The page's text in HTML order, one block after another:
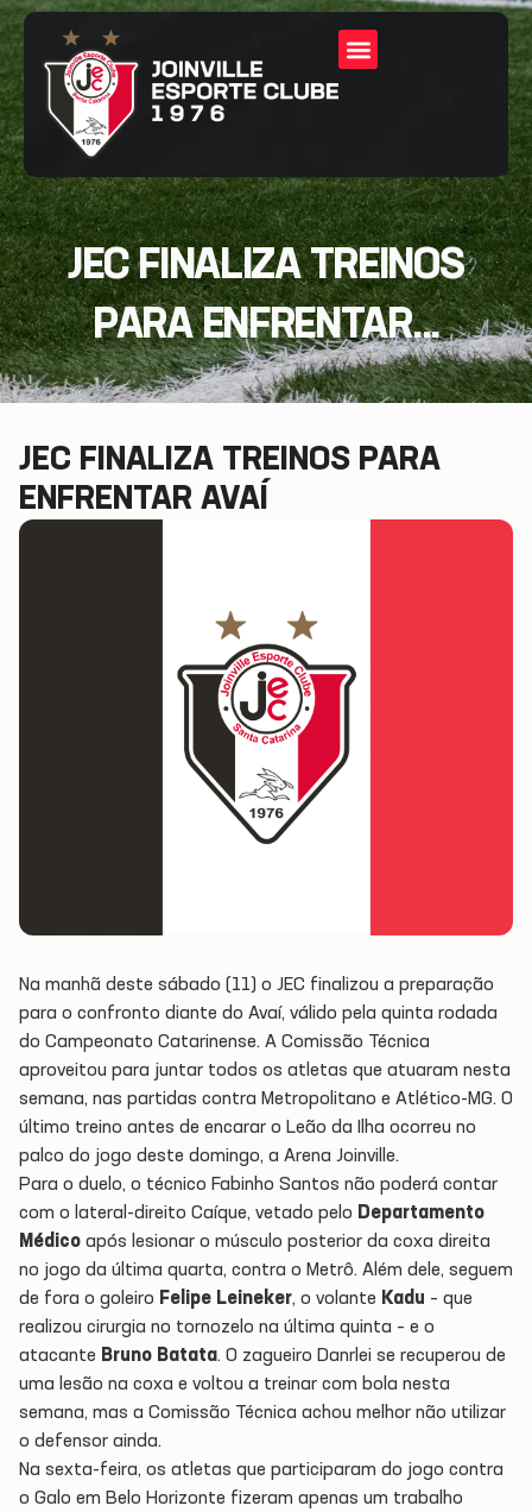
JEC FINALIZA TREINOS
PARA ENFRENTAR...
JEC FINALIZA TREINOS PARA
ENFRENTAR AVAÍ
Na manhã deste sábado (11) o JEC finalizou a preparação
para o confronto diante do Avaí, válido pela quinta rodada
do Campeonato Catarinense. A Comissão Técnica
aproveitou para juntar todos os atletas que atuaram nesta
semana, nas partidas contra Metropolitano e Atlético-MG. O
último treino antes de encarar o Leão da Ilha ocorreu no
palco do jogo deste domingo, a Arena Joinville.
Para o duelo, o técnico Fabinho Santos não poderá contar
com o lateral-direito Caíque, vetado pelo Departamento
Médico após lesionar o músculo posterior da coxa direita
no jogo da última quarta, contra o Metrô. Além dele, seguem
de fora o goleiro Felipe Leineker, o volante Kadu – que
realizou cirurgia no tornozelo na última quinta – e o
atacante Bruno Batata. O zagueiro Danrlei se recuperou de
uma lesão na coxa e voltou a treinar com bola nesta
semana, mas a Comissão Técnica achou melhor não utilizar
o defensor ainda.
Na sexta-feira, os atletas que participaram do jogo contra
o Galo em Belo Horizonte fizeram apenas um trabalho